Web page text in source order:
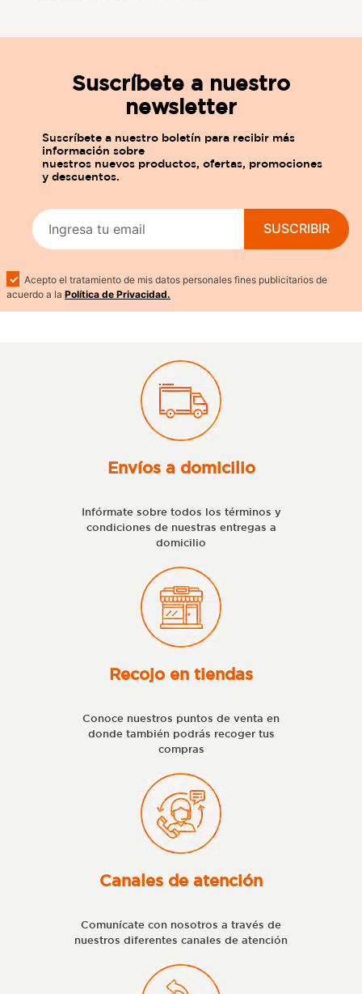
Suscríbete a nuestro
newsletter
SUSCRIBIR
Acepto el tratamiento de mis datos personales fines publicitarios de
acuerdo a la Política de Privacidad.
Envíos a domicilio
Infórmate sobre todos los términos y
condiciones de nuestras entregas a
domicilio
Recojo en tiendas
Conoce nuestros puntos de venta en
donde también podrás recoger tus
compras
Canales de atención
Comunícate con nosotros a través de
nuestros diferentes canales de atención